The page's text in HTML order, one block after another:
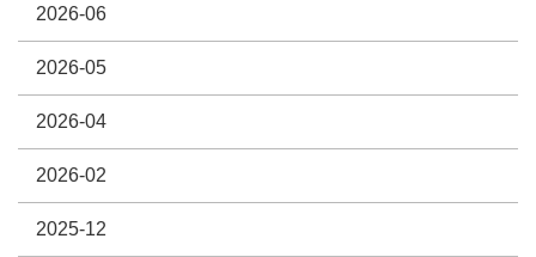
2026-06
2026-05
2026-04
2026-02
2025-12